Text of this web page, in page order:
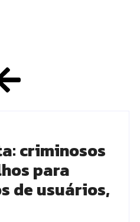
criminosos
para
de usuários,